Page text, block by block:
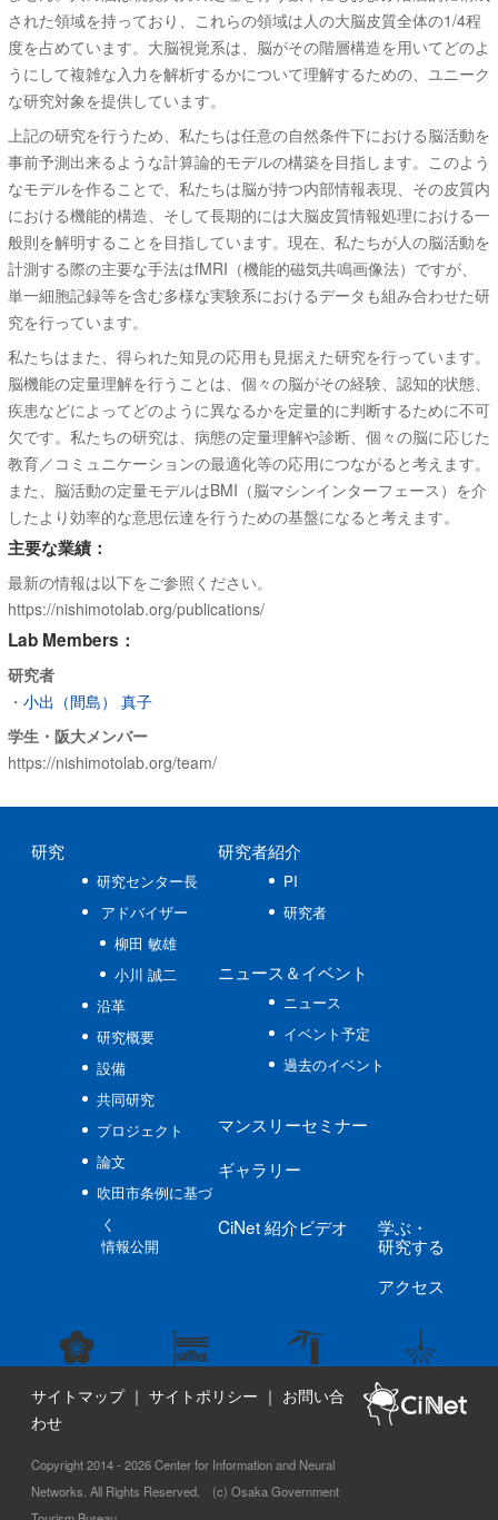
された領域を持っており、これらの領域は人の大脳皮質全体の1/4程
度を占めています。大脳視覚系は、脳がその階層構造を用いてどのよ
うにして複雑な入力を解析するかについて理解するための、ユニーク
な研究対象を提供しています。
上記の研究を行うため、私たちは任意の自然条件下における脳活動を
事前予測出来るような計算論的モデルの構築を目指します。このよう
なモデルを作ることで、私たちは脳が持つ内部情報表現、その皮質内
における機能的構造、そして長期的には大脳皮質情報処理における一
般則を解明することを目指しています。現在、私たちが人の脳活動を
計測する際の主要な手法はfMRI（機能的磁気共鳴画像法）ですが、
単一細胞記録等を含む多様な実験系におけるデータも組み合わせた研
究を行っています。
私たちはまた、得られた知見の応用も見据えた研究を行っています。
脳機能の定量理解を行うことは、個々の脳がその経験、認知的状態、
疾患などによってどのように異なるかを定量的に判断するために不可
欠です。私たちの研究は、病態の定量理解や診断、個々の脳に応じた
教育／コミュニケーションの最適化等の応用につながると考えます。
また、脳活動の定量モデルはBMI（脳マシンインターフェース）を介
したより効率的な意思伝達を行うための基盤になると考えます。
主要な業績：
最新の情報は以下をご参照ください。
https://nishimotolab.org/publications/
Lab Members：
研究者
・ 小出（間島） 真子
学生・阪大メンバー
https://nishimotolab.org/team/
研究
研究センター長
アドバイザー
柳田 敏雄
小川 誠二
沿革
研究概要
設備
共同研究
プロジェクト
論文
吹田市条例に基づ
く
情報公開
研究者紹介
PI
研究者
ニュース ＆イベント
ニュース
イベント予定
過去のイベント
マンスリーセミナー
ギャラリー
CiNet紹介ビデオ 学ぶ ・
研究する
アクセス
サイトマップ｜ サイトポリシー ｜ お問い合
わせ
Copyright 2014 - 2026 Center for Information and Neural
Networks. All Rights Reserved. (c) Osaka Government